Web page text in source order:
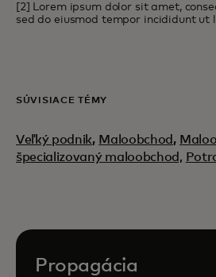
[2] Lorem ipsum dolor sit amet,
sed do eiusmod tempor incididunt ut
SÚVISIACE TÉMY
Veľký podnik, Maloobchod ,
špecializovaný maloobchod,
Propagácia